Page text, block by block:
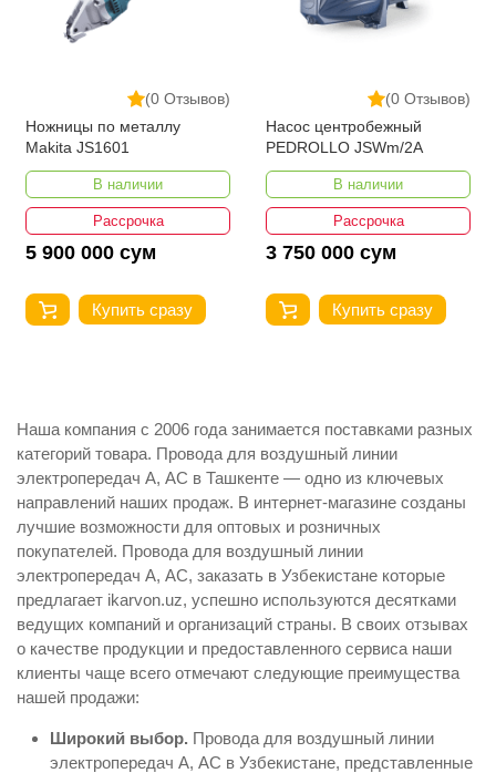
(0 Отзывов)
Ножницы по металлу
Makita JS1601
В наличии
Рассрочка
5 900 000 сум
Купить сразу
(0 Отзывов)
Насос центробежный
PEDROLLO JSWm/2A
В наличии
Рассрочка
3 750 000 сум
Купить сразу
Наша компания с 2006 года занимается поставками разных
категорий товара. Провода для воздушный линии
электропередач А, АС в Ташкенте — одно из ключевых
направлений наших продаж. В интернет-магазине созданы
лучшие возможности для оптовых и розничных
покупателей. Провода для воздушный линии
электропередач А, АС, заказать в Узбекистане которые
предлагает ikarvon.uz, успешно используются десятками
ведущих компаний и организаций страны. В своих отзывах
о качестве продукции и предоставленного сервиса наши
клиенты чаще всего отмечают следующие преимущества
нашей продажи:
Широкий выбор. Провода для воздушный линии
электропередач А, АС в Узбекистане, представленные